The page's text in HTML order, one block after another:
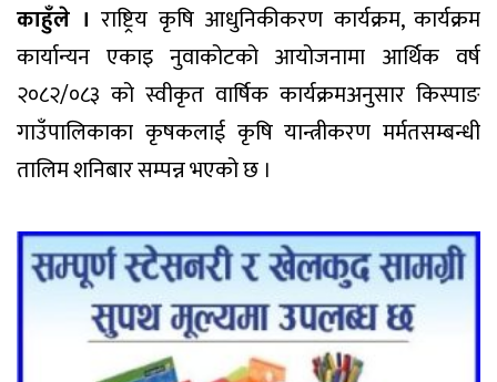
काहुँले । राष्ट्रिय कृषि आधुनिकीकरण कार्यक्रम, कार्यक्रम
कार्यान्यन एकाइ नुवाकोटको आयोजनामा आर्थिक वर्ष
२०८२/०८३ को स्वीकृत वार्षिक कार्यक्रमअनुसार किस्पाङ
गाउँपालिकाका कृषकलाई कृषि यान्त्रीकरण मर्मतसम्बन्धी
तालिम शनिबार सम्पन्न भएको छ ।